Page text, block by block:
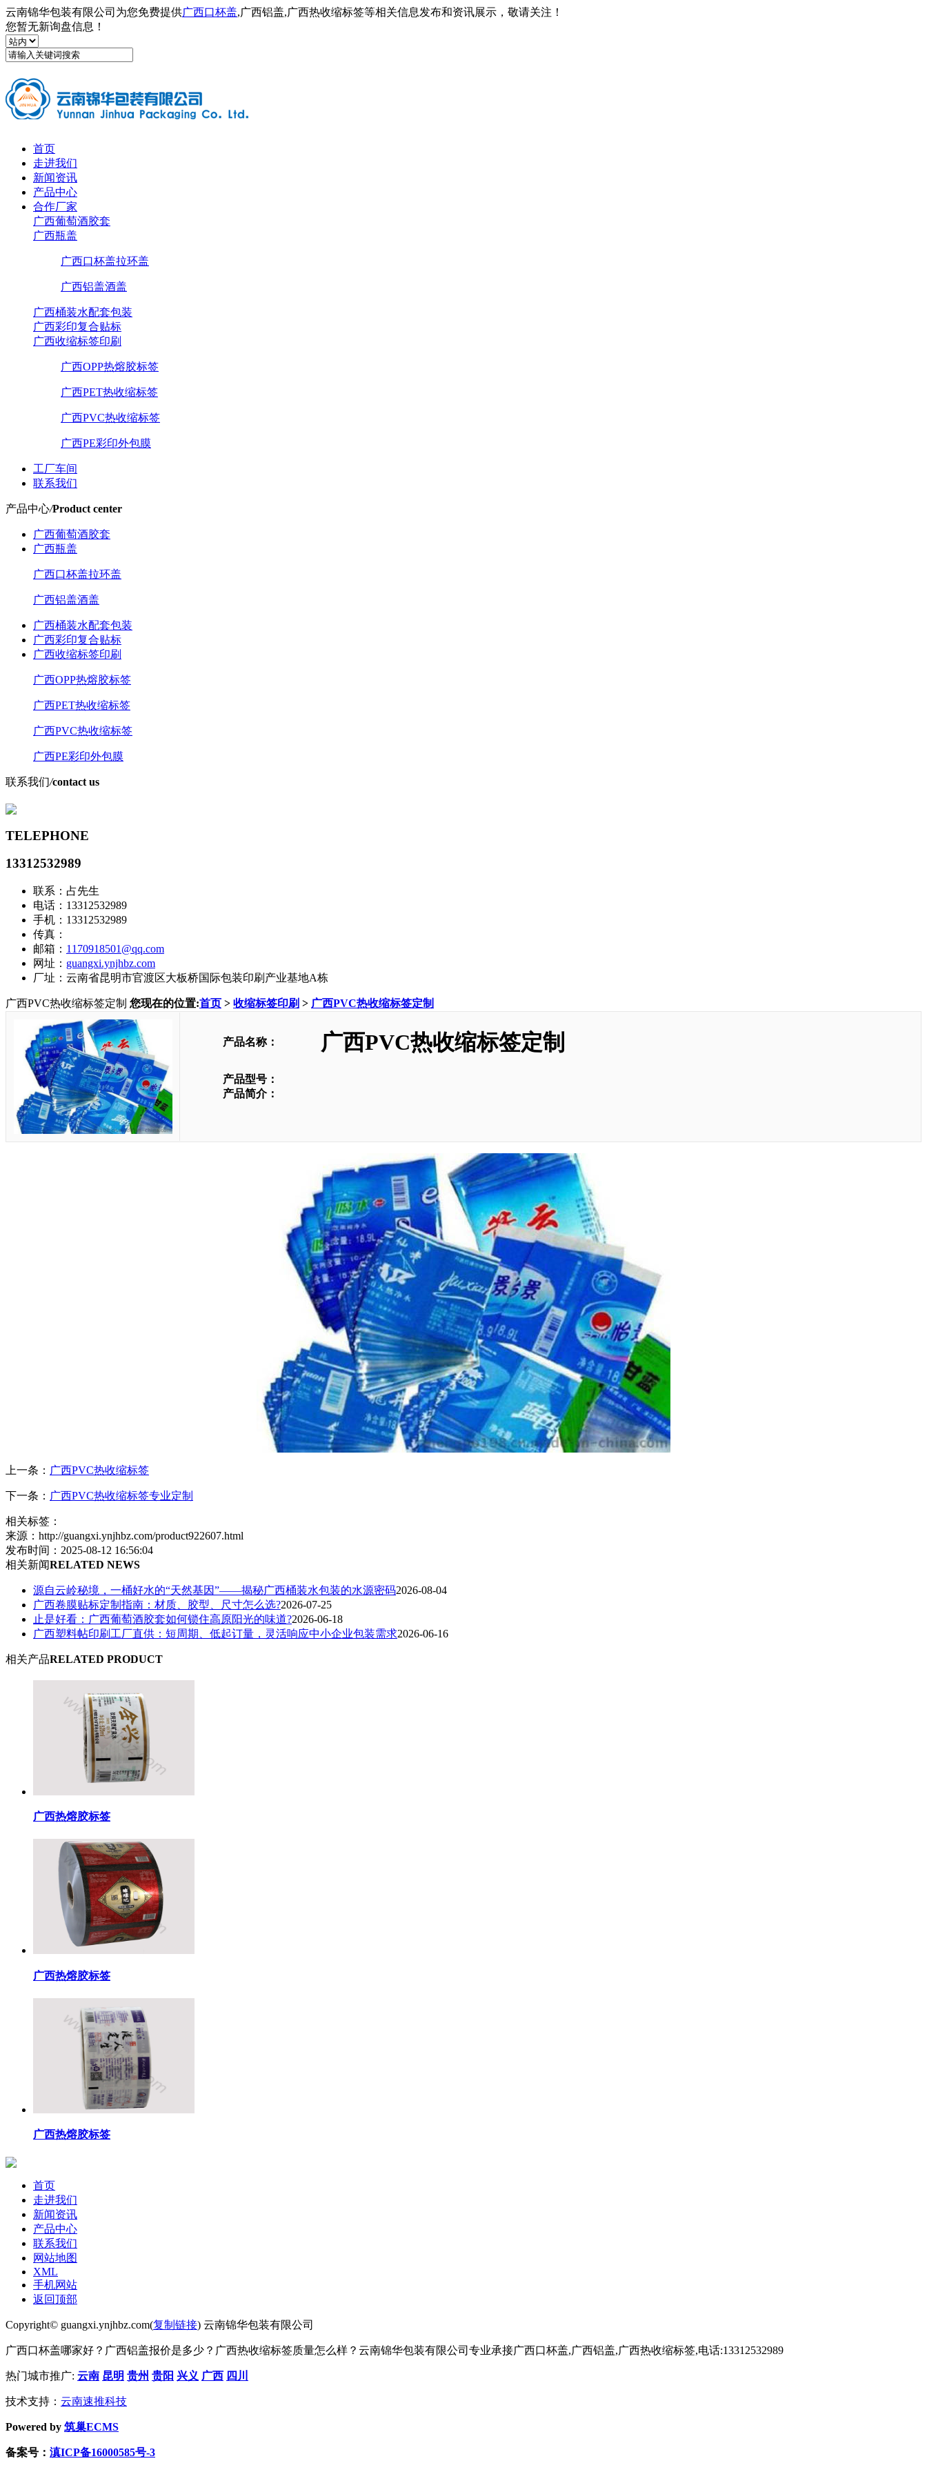
云南锦华包装有限公司为您免费提供广西口杯盖,广西铝盖,广西热收缩标签等相关信息发布和资讯展示，敬请关注！
您暂无新询盘信息！
首页
走进我们
新闻资讯
产品中心
合作厂家
广西葡萄酒胶套
广西瓶盖
广西口杯盖拉环盖
广西铝盖酒盖
广西桶装水配套包装
广西彩印复合贴标
广西收缩标签印刷
广西OPP热熔胶标签
广西PET热收缩标签
广西PVC热收缩标签
广西PE彩印外包膜
工厂车间
联系我们
产品中心/Product center
广西葡萄酒胶套
广西瓶盖
广西口杯盖拉环盖
广西铝盖酒盖
广西桶装水配套包装
广西彩印复合贴标
广西收缩标签印刷
广西OPP热熔胶标签
广西PET热收缩标签
广西PVC热收缩标签
广西PE彩印外包膜
联系我们/contact us
TELEPHONE
13312532989
联系：占先生
电话：13312532989
手机：13312532989
传真：
邮箱： 1170918501@qq.com
网址： guangxi.ynjhbz.com
厂址：云南省昆明市官渡区大板桥国际包装印刷产业基地A栋
广西PVC热收缩标签定制 您现在的位置:首页 > 收缩标签印刷 > 广西PVC热收缩标签定制
产品名称： 广西PVC热收缩标签定制
产品型号：
产品简介：
上一条： 广西PVC热收缩标签
下一条： 广西PVC热收缩标签专业定制
相关标签：
来源：http://guangxi.ynjhbz.com/product922607.html
发布时间：2025-08-12 16:56:04
相关新闻RELATED NEWS
源自云岭秘境，一桶好水的“天然基因”——揭秘广西桶装水包装的水源密码2026-08-04
广西卷膜贴标定制指南：材质、胶型、尺寸怎么选?2026-07-25
止是好看：广西葡萄酒胶套如何锁住高原阳光的味道?2026-06-18
广西塑料帖印刷工厂直供：短周期、低起订量，灵活响应中小企业包装需求2026-06-16
相关产品RELATED PRODUCT
广西热熔胶标签
广西热熔胶标签
广西热熔胶标签
首页
走进我们
新闻资讯
产品中心
联系我们
网站地图
XML
手机网站
返回顶部
Copyright© guangxi.ynjhbz.com(复制链接) 云南锦华包装有限公司
广西口杯盖哪家好？广西铝盖报价是多少？广西热收缩标签质量怎么样？云南锦华包装有限公司专业承接广西口杯盖,广西铝盖,广西热收缩标签,电话:13312532989
热门城市推广: 云南 昆明 贵州 贵阳 兴义 广西 四川
技术支持： 云南速推科技
Powered by 筑巢ECMS
备案号： 滇ICP备16000585号-3